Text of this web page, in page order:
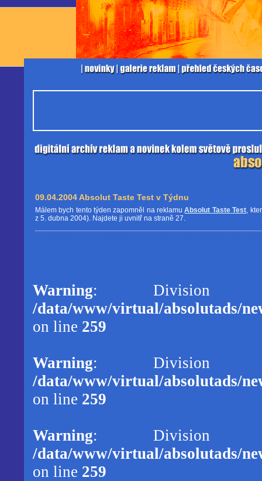
09.04.2004 Absolut Taste Test v Týdnu
Málem bych tento týden zapomněl na reklamuAbsolut Taste Test,
z 5. dubna 2004). Najdete ji uvnitř na straně 27.
Warning: Division
/data/www/virtual/absolutads/
on line 259
Warning: Division
/data/www/virtual/absolutads/
on line 259
Warning: Division
/data/www/virtual/absolutads/
on line 259